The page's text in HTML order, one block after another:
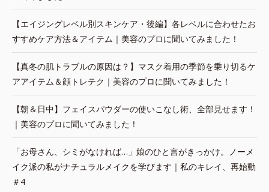
【エイジングレベル別スキンケア・後編】各レベルに合わせたお
すすめケア方法＆アイテム｜美容のプロに聞いてみました！
【真冬の肌トラブルの原因は？】マスク着用の季節を乗り切るケ
アアイテム＆顔トレテク｜美容のプロに聞いてみました！
【朝＆日中】フェイスパウダーの使いこなし術、全部見せます！
｜美容のプロに聞いてみました！
「お母さん、シミがなければ…」娘のひと言がきっかけ。ノーメ
イク派の私がナチュラルメイクを学びます｜私のキレイ、再始動
＃4